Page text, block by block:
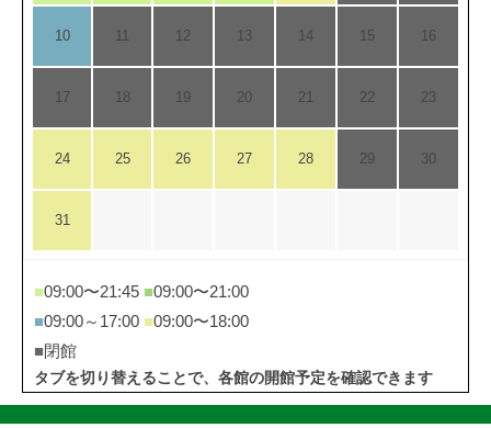
10 11 12 13 14 15 16
17 18 19 20 21 22 23
24 25 26 27 28 29 30
31
■09:00〜21:45 ■09:00〜21:00
■09:00～17:00 ■09:00〜18:00
■閉館
タブを切り替えることで、各館の開館予定を確認できます